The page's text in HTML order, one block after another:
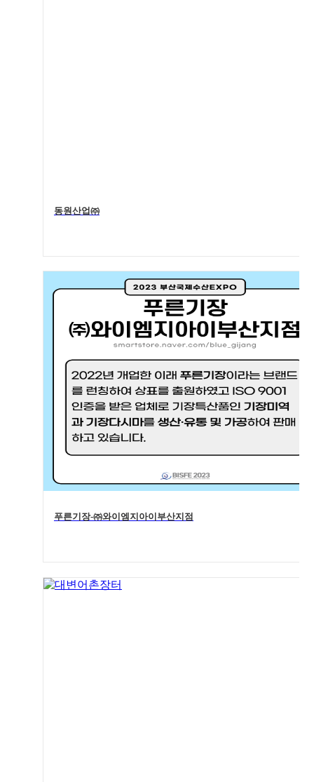
동원산업㈜
푸른기장-㈜와이엠지아이부산지점